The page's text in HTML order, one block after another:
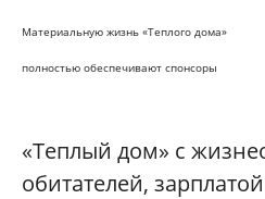
Материальную жизнь «Теплого дома»
полностью обеспечивают спонсоры
«Теплый дом» с
обитателей,